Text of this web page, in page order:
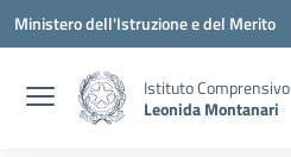
Vai ai contenuti
Vai al menu di navigazione
Vai al footer
Ministero dell'Istruzione e del Merito
Istituto Comprensivo
Leonida Montanari